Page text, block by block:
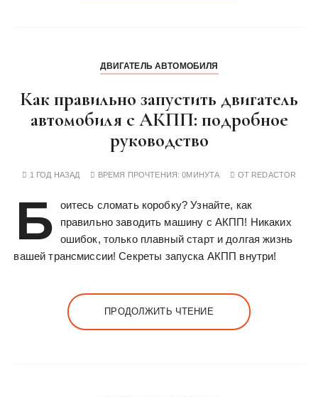
ДВИГАТЕЛЬ АВТОМОБИЛЯ
Как правильно запустить двигатель
автомобиля с АКПП: подробное
руководство
1 ГОД НАЗАД ВРЕМЯ ПРОЧТЕНИЯ:0МИНУТА ОТ REDACTOR
Б
оитесь сломать коробку? Узнайте, как
правильно заводить машину с АКПП! Никаких
ошибок, только плавный старт и долгая жизнь
вашей трансмиссии! Секреты запуска АКПП внутри!
ПРОДОЛЖИТЬ ЧТЕНИЕ